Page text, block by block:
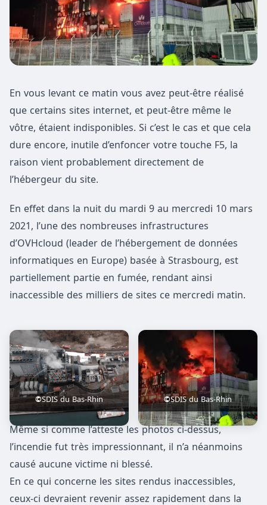
En vous levant ce matin vous avez peut-être réalisé
que certains sites internet, et peut-être même le
vôtre, étaient indisponibles. Si c’est le cas et que cela
dure encore, inutile d’enfoncer votre touche F5, la
raison vient probablement directement de
l’hébergeur du site.
En effet dans la nuit du mardi 9 au mercredi 10 mars
2021, l’une des nombreuses infrastructures
d’OVHcloud (leader de l’hébergement de données
informatiques en Europe) basée à Strasbourg, est
partiellement partie en fumée, rendant ainsi
inaccessible des milliers de sites ce mercredi matin.
©SDIS du Bas-Rhin ©SDIS du Bas-Rhin
Même si comme l’atteste les photos ci-dessus,
l’incendie fut très impressionnant, il n’a néanmoins
causé aucune victime ni blessé.
En ce qui concerne les sites rendus inaccessibles,
ceux-ci devraient revenir assez rapidement dans la